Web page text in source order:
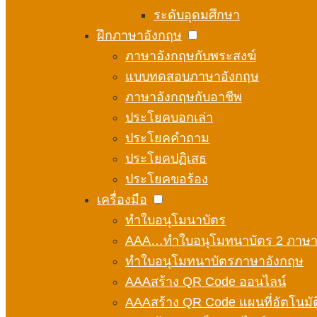
ระดับอุดมศึกษา
ฝึกภาษาอังกฤษ
ภาษาอังกฤษกับพระสงฆ์
แบบทดสอบภาษาอังกฤษ
ภาษาอังกฤษกับอาชีพ
ประโยคบอกเล่า
ประโยคคำถาม
ประโยคปฏิเสธ
ประโยคขอร้อง
เครื่องมือ
ทำใบอนุโมนาบัตร
AAA…ทำใบอนุโมทนาบัตร 2 ภาษา
ทำใบอนุโมทนาบัตรภาษาอังกฤษ
AAAสร้าง QR Code ออนไลน์
AAAสร้าง QR Code แผนที่อัตโนมั